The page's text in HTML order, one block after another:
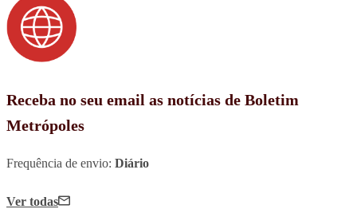
Receba no seu email as notícias de Boletim
Metrópoles
Frequência de envio: Diário
Ver todas